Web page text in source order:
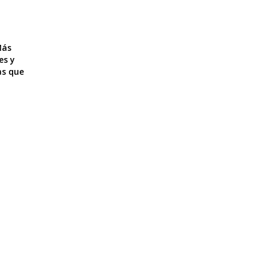
y
que